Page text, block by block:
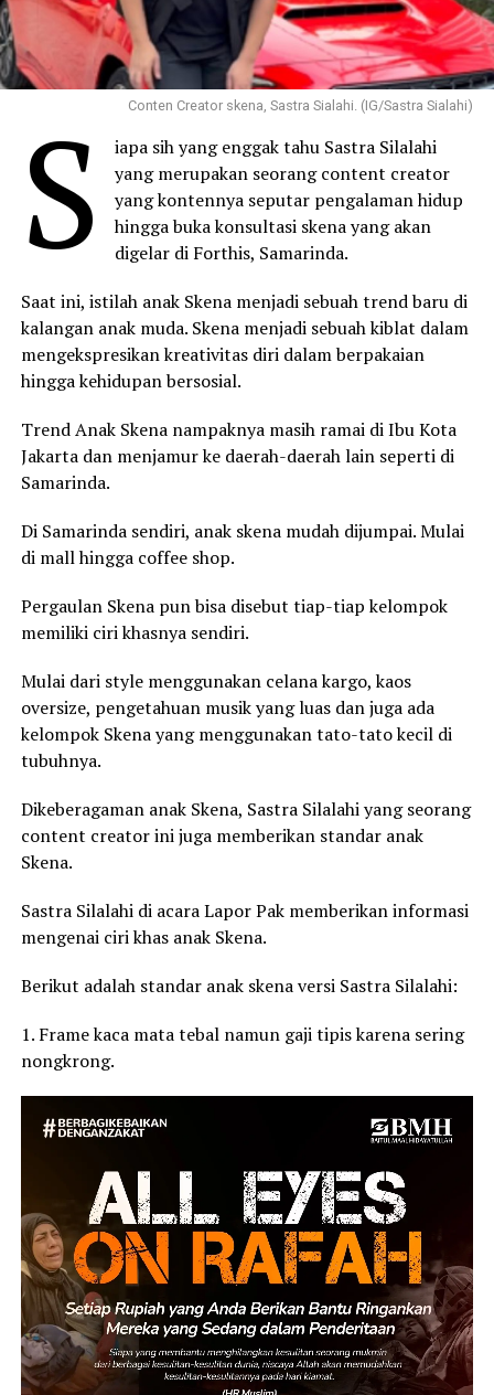
Conten Creator skena, Sastra Sialahi. (IG/Sastra Sialahi)
S
iapa sih yang enggak tahu Sastra Silalahi
yang merupakan seorang content creator
yang kontennya seputar pengalaman hidup
hingga buka konsultasi skena yang akan
digelar di Forthis, Samarinda.
Saat ini, istilah anak Skena menjadi sebuah trend baru di
kalangan anak muda. Skena menjadi sebuah kiblat dalam
mengekspresikan kreativitas diri dalam berpakaian
hingga kehidupan bersosial.
Trend Anak Skena nampaknya masih ramai di Ibu Kota
Jakarta dan menjamur ke daerah-daerah lain seperti di
Samarinda.
Di Samarinda sendiri, anak skena mudah dijumpai. Mulai
di mall hingga coffee shop.
Pergaulan Skena pun bisa disebut tiap-tiap kelompok
memiliki ciri khasnya sendiri.
Mulai dari style menggunakan celana kargo, kaos
oversize, pengetahuan musik yang luas dan juga ada
kelompok Skena yang menggunakan tato-tato kecil di
tubuhnya.
Dikeberagaman anak Skena, Sastra Silalahi yang seorang
content creator ini juga memberikan standar anak
Skena.
Sastra Silalahi di acara Lapor Pak memberikan informasi
mengenai ciri khas anak Skena.
Berikut adalah standar anak skena versi Sastra Silalahi:
1. Frame kaca mata tebal namun gaji tipis karena sering
nongkrong.